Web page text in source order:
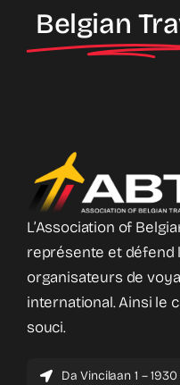
Belgian
L’Association of
représente et défend
organisateurs de
international. Ainsi le
souci.
Da Vincilaan 1 –